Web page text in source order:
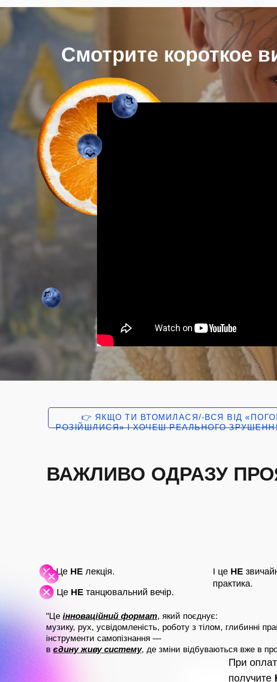
Смотрите короткое
ВАЖЛИВО ОДРАЗУ
👉 ЯКЩО ТИ ВТОМИЛАСЯ/-ВСЯ ВІД
РОЗІЙШЛИСЯ» І ХОЧЕШ РЕАЛЬНОГО
При
получите
"Це інноваційний формат, який поєднує:
музику, рух, усвідомленість, роботу з тілом, глибинні
інструменти самопізнання —
в єдину живу систему, де зміни відбуваються вже в
Це НЕ лекція.
Це НЕ танцювальний вечір.
І це НЕ
практика.